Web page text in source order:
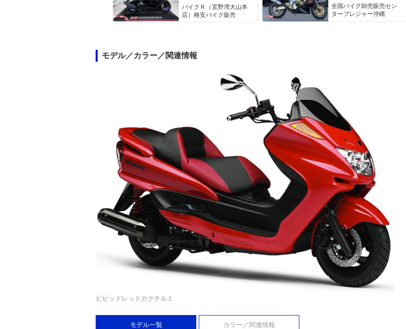
ＡＢＳ キーレス リア
キャリア リアＢＯＸ
バイクＲ（宜野湾大山本
店）格安バイク販売
全国バイク卸売販売セン
タープレジャー沖縄
モデル／カラー／関連情報
ビビッドレッドカクテル１
モデル一覧 カラー／関連情報